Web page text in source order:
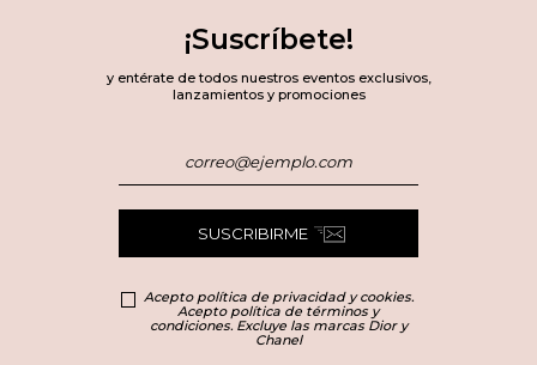
¡Suscríbete!
y entérate de todos nuestros eventos exclusivos,
lanzamientos y promociones
SUSCRIBIRME
Acepto política de privacidad y cookies.
Acepto política de términos y
condiciones. Excluye las marcas Dior y
Chanel